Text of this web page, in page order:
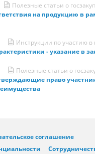
Полезные статьи о
на продукцию в
Инструкции по участию в
- указание в
Полезные статьи о
право
соглашение